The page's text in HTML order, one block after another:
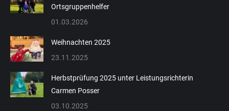
Ortsgruppenhelfer
01.03.2026
Weihnachten 2025
23.11.2025
Herbstprüfung 2025 unter Leistungsrichterin
Carmen Posser
03.10.2025